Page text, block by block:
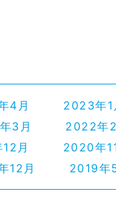
4月
2023年1
3月
2022年
月
2020年
12月 2019年